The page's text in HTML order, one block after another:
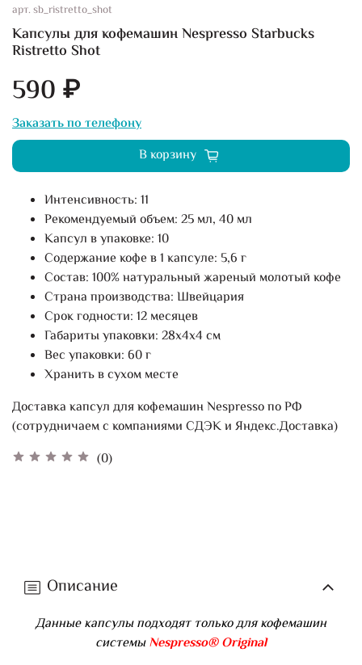
арт.sb_ristretto_shot
Капсулы для кофемашин Nespresso Starbucks
Ristretto Shot
(0)
590 ₽
Заказать по телефону
В корзину
Интенсивность: 11
Рекомендуемый объем: 25 мл, 40 мл
Капсул в упаковке: 10
Содержание кофе в 1 капсуле: 5,6 г
Состав: 100% натуральный жареный молотый кофе
Страна производства: Швейцария
Срок годности: 12 месяцев
Габариты упаковки: 28х4х4 см
Вес упаковки: 60 г
Хранить в сухом месте
Доставка капсул для кофемашин Nespresso по РФ
(сотрудничаем с компаниями СДЭК и Яндекс.Доставка)
Описание
Данные капсулы подходят только для кофемашин
системыNespresso® Original